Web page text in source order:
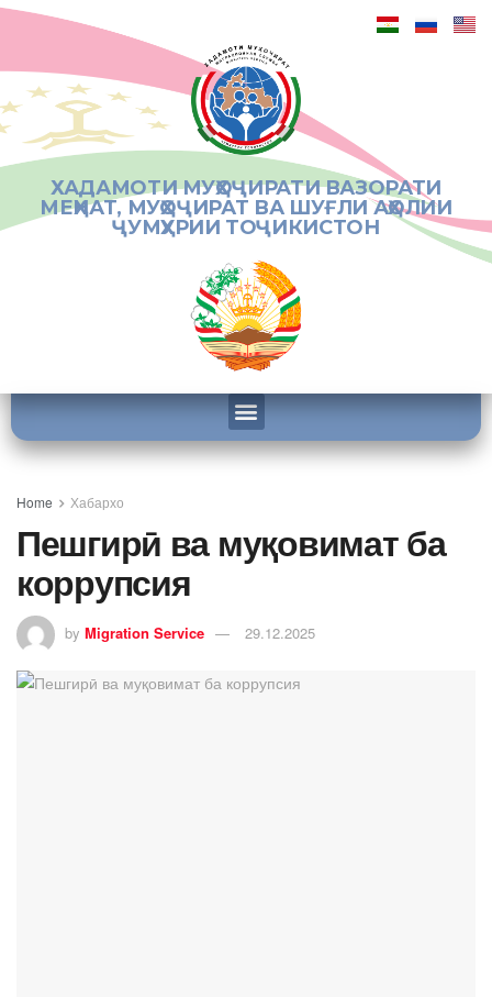
ХАДАМОТИ МУҲОҶИРАТИ ВАЗОРАТИ
МЕҲНАТ, МУҲОҶИРАТ ВА ШУҒЛИ АҲОЛИИ
ҶУМҲУРИИ ТОҶИКИСТОН
Home Хабархо
Пешгирӣ ва муқовимат ба
коррупсия
by Migration Service 29.12.2025